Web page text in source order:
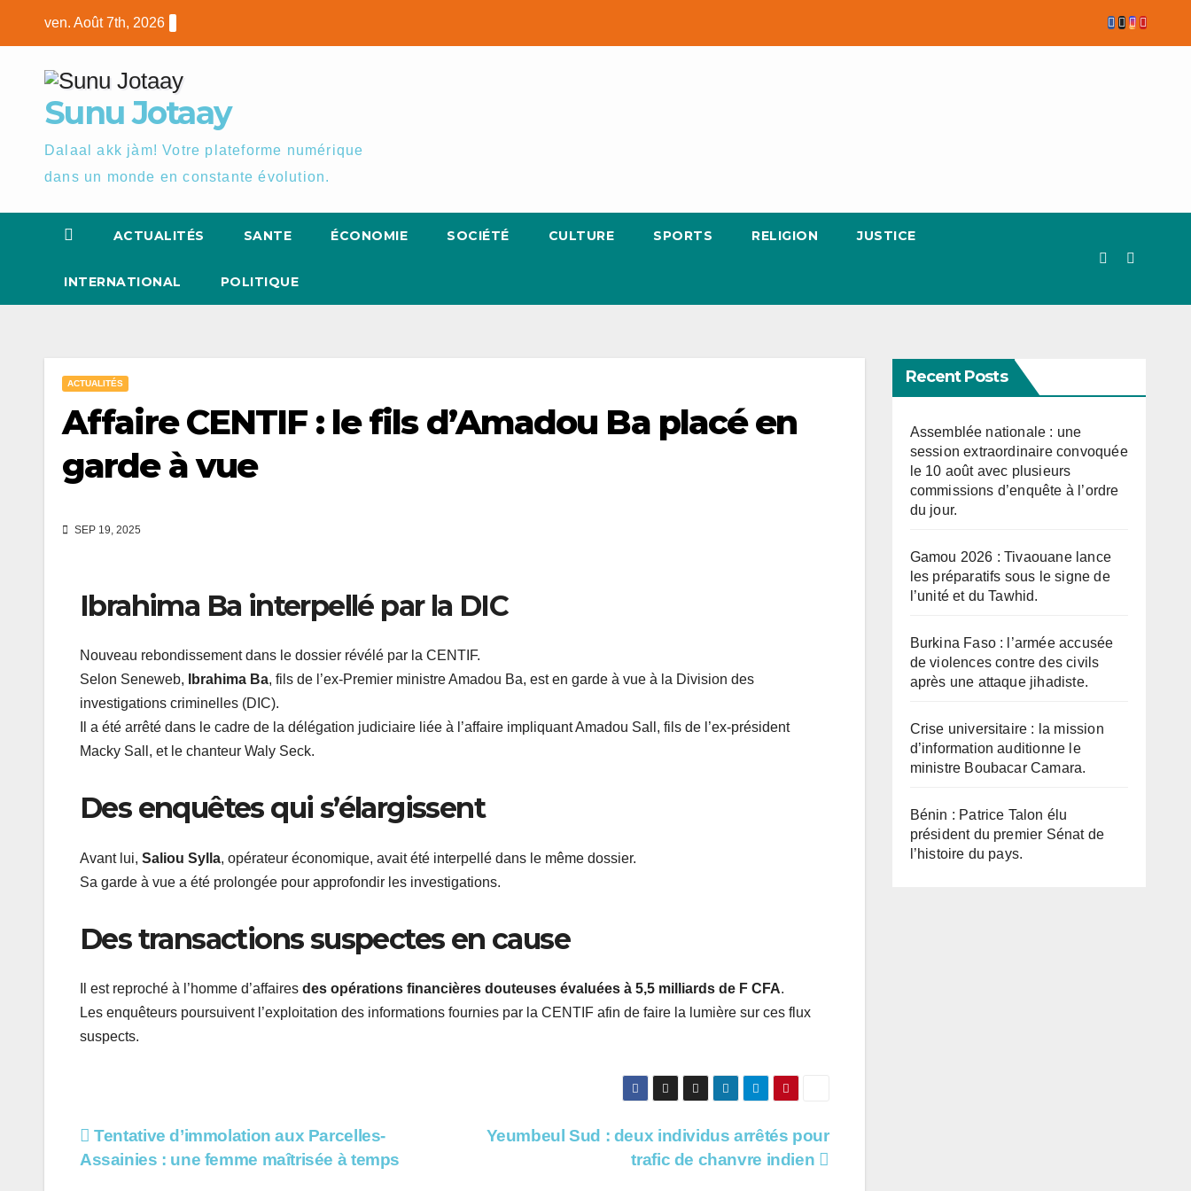
ven. Août 7th, 2026
Sunu Jotaay
Dalaal akk jàm! Votre plateforme numérique
dans un monde en constante évolution.
ACTUALITÉS SANTE ÉCONOMIE SOCIÉTÉ CULTURE SPORTS RELIGION JUSTICE
INTERNATIONAL POLITIQUE
ACTUALITÉS
Affaire CENTIF : le fils d’Amadou Ba placé en
garde à vue
SEP 19, 2025
Ibrahima Ba interpellé par la DIC
Nouveau rebondissement dans le dossier révélé par la CENTIF.
Selon Seneweb,
Ibrahima Ba, fils de l’ex-Premier ministre Amadou Ba, est en garde à vue à la Division des
investigations criminelles (DIC).
Il a été arrêté dans le cadre de la délégation judiciaire liée à l’affaire impliquant Amadou Sall, fils de l’ex-président
Macky Sall, et le chanteur Waly Seck.
Des enquêtes qui s’élargissent
Avant lui, Saliou Sylla, opérateur économique, avait été interpellé dans le même dossier.
Sa garde à vue a été prolongée pour approfondir les investigations.
Des transactions suspectes en cause
Il est reproché à l’homme d’affaires des opérations financières douteuses évaluées à 5,5 milliards de F CFA.
Les enquêteurs poursuivent l’exploitation des informations fournies par la CENTIF afin de faire la lumière sur ces flux
suspects.
Navigation
Yeumbeul Sud : deux individus arrêtés pour
trafic de chanvre indien
Tentative d’immolation aux Parcelles-
Assainies : une femme maîtrisée à temps
Recent Posts
Assemblée nationale : une
session extraordinaire convoquée
le 10 août avec plusieurs
commissions d’enquête à l’ordre
du jour.
Gamou 2026 : Tivaouane lance
les préparatifs sous le signe de
l’unité et du Tawhid.
Burkina Faso : l’armée accusée
de violences contre des civils
après une attaque jihadiste.
Crise universitaire : la mission
d’information auditionne le
ministre Boubacar Camara.
Bénin : Patrice Talon élu
président du premier Sénat de
l’histoire du pays.